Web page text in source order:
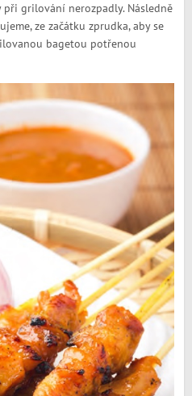
při grilování nerozpadly. Následně
ze začátku zprudka, aby se
bagetou potřenou